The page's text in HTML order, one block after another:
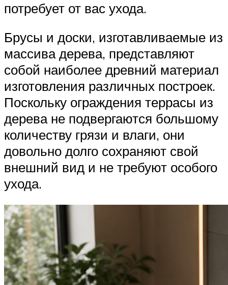
потребует от вас ухода.
Брусы и доски, изготавливаемые из
массива дерева, представляют
собой наиболее древний материал
изготовления различных построек.
Поскольку ограждения террасы из
дерева не подвергаются большому
количеству грязи и влаги, они
довольно долго сохраняют свой
внешний вид и не требуют особого
ухода.